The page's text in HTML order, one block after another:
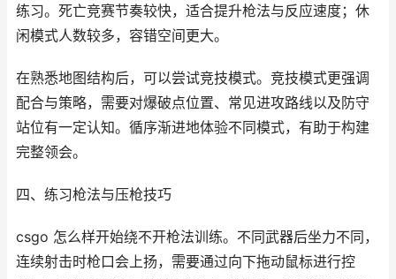
练习。死亡竞赛节奏较快，适合提升枪法与反应速度；休
闲模式人数较多，容错空间更大。
在熟悉地图结构后，可以尝试竞技模式。竞技模式更强调
配合与策略，需要对爆破点位置、常见进攻路线以及防守
站位有一定认知。循序渐进地体验不同模式，有助于构建
完整领会。
四、练习枪法与压枪技巧
csgo 怎么样开始绕不开枪法训练。不同武器后坐力不同，
连续射击时枪口会上扬，需要通过向下拖动鼠标进行控